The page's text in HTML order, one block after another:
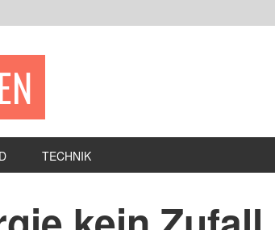
TECHNIK